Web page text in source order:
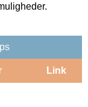
Link